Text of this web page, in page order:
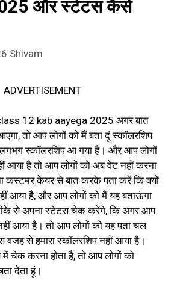
और स्टेटस कैसे
Shivam
ADVERTISEMENT
12 kab aayega 2025 अगर बात
तो आप लोगों को मैं बता दूं स्कॉलरशिप
स्कॉलरशिप आ गया है। और आप लोगों
आया है तो आप लोगों को अब वेट नहीं करना
कस्टमर केयर से बात करके पता करें कि क्यों
आया है, और आप लोगों को मैं यह बताऊंगा
से अपना स्टेटस चेक करेंगे, कि अगर आप
आया है। तो आप लोगों को यह पता चल
वजह से हमारा स्कॉलरशिप नहीं आया है।
करना होता है, तो आप लोगों को
देता हूं।